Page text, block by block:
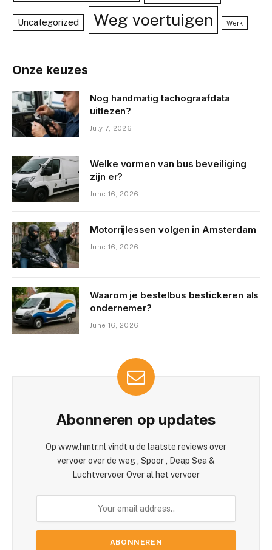
Uncategorized Weg voertuigen Werk
Onze keuzes
Nog handmatig tachograafdata
uitlezen?
July 7, 2026
Welke vormen van bus beveiliging
zijn er?
June 16, 2026
Motorrijlessen volgen in Amsterdam
June 16, 2026
Waarom je bestelbus bestickeren als
ondernemer?
June 16, 2026
Abonneren op updates
Op www.hmtr.nl vindt u de laatste reviews over
vervoer over de weg , Spoor , Deap Sea &
Luchtvervoer Over al het vervoer